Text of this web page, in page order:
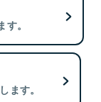
。
ます。